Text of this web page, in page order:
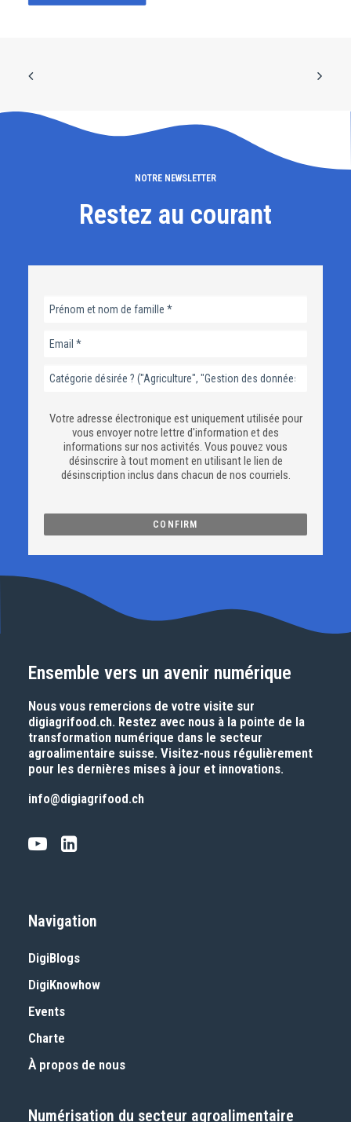
NOTRE NEWSLETTER
Restez au courant
Votre adresse électronique est uniquement utilisée pour
vous envoyer notre lettre d'information et des
informations sur nos activités. Vous pouvez vous
désinscrire à tout moment en utilisant le lien de
désinscription inclus dans chacun de nos courriels.
Ensemble vers un avenir numérique
Nous vous remercions de votre visite sur
digiagrifood.ch. Restez avec nous à la pointe de la
transformation numérique dans le secteur
agroalimentaire suisse. Visitez-nous régulièrement
pour les dernières mises à jour et innovations.
info@digiagrifood.ch
Navigation
DigiBlogs
DigiKnowhow
Events
Charte
À propos de nous
Numérisation du secteur agroalimentaire